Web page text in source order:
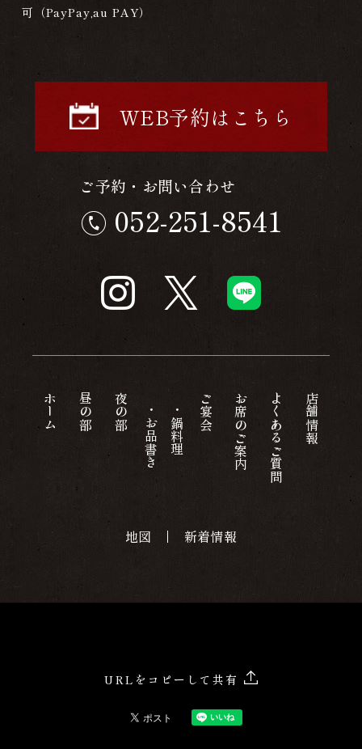
可（PayPay,au PAY）
WEB予約はこちら
ご予約・お問い合わせ
052-251-8541
ホーム 昼の部 夜の部 ・お品書き ・鍋料理 ご宴会 お席のご案内 よくあるご質問 店舗情報
地図 新着情報
URLをコピーして共有